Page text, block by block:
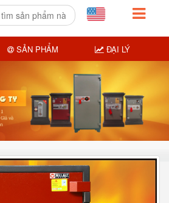
SẢN PHẨM ĐẠI LÝ